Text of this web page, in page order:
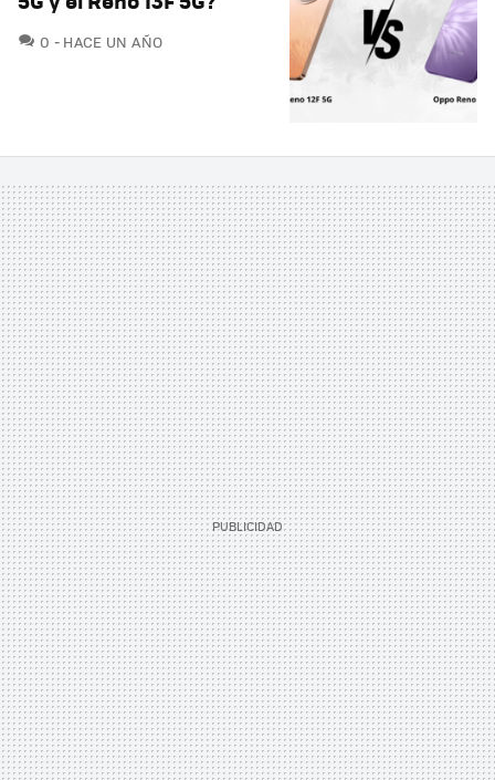
0 COMENTARIOS
HACE UN AÑO